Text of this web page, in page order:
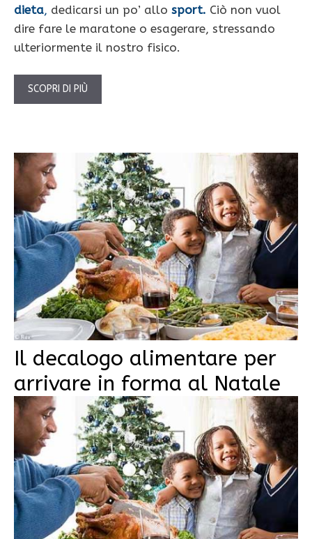
dieta, dedicarsi un po’ allo sport. Ciò non vuol
dire fare le maratone o esagerare, stressando
ulteriormente il nostro fisico.
SCOPRI DI PIÙ
Il decalogo alimentare per
arrivare in forma al Natale